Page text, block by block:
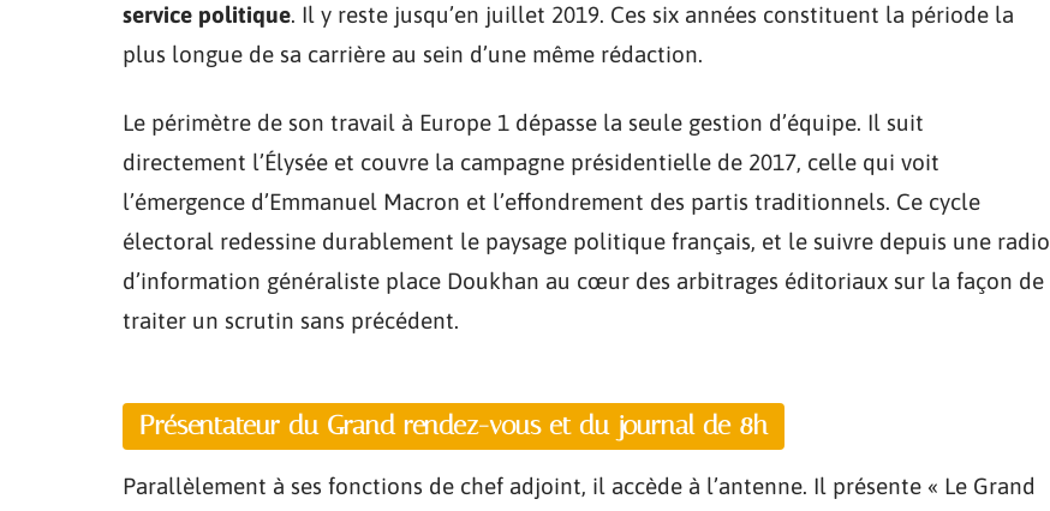
service politique. Il y reste jusqu’en juillet 2019. Ces six années constituent la période la
plus longue de sa carrière au sein d’une même rédaction.
Le périmètre de son travail à Europe 1 dépasse la seule gestion d’équipe. Il suit
directement l’Élysée et couvre la campagne présidentielle de 2017, celle qui voit
l’émergence d’Emmanuel Macron et l’effondrement des partis traditionnels. Ce cycle
électoral redessine durablement le paysage politique français, et le suivre depuis une radio
d’information généraliste place Doukhan au cœur des arbitrages éditoriaux sur la façon de
traiter un scrutin sans précédent.
Présentateur du Grand rendez-vous et du journal de 8h
Parallèlement à ses fonctions de chef adjoint, il accède à l’antenne. Il présente « Le Grand